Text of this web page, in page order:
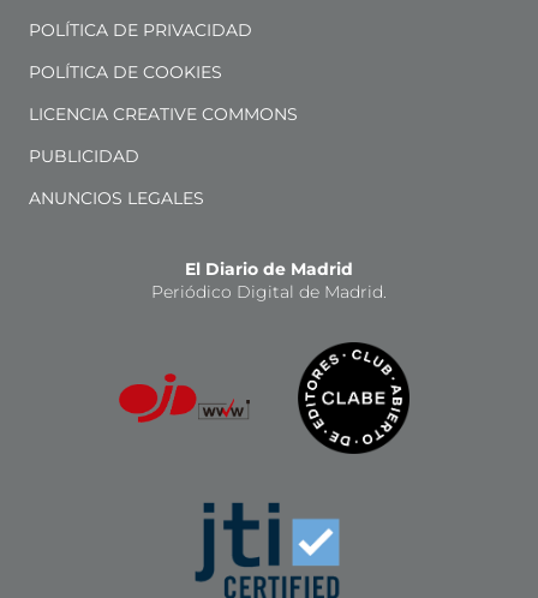
POLÍTICA DE PRIVACIDAD
POLÍTICA DE COOKIES
LICENCIA CREATIVE COMMONS
PUBLICIDAD
ANUNCIOS LEGALES
El Diario de Madrid
Periódico Digital de Madrid.